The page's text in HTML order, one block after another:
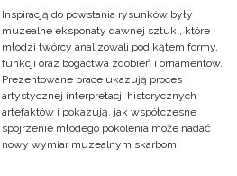
Inspiracją do powstania rysunków były
muzealne eksponaty dawnej sztuki, które
młodzi twórcy analizowali pod kątem formy,
funkcji oraz bogactwa zdobień i ornamentów.
Prezentowane prace ukazują proces
artystycznej interpretacji historycznych
artefaktów i pokazują, jak współczesne
spojrzenie młodego pokolenia może nadać
nowy wymiar muzealnym skarbom.